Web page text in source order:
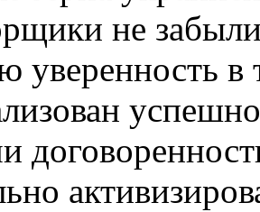
не
уверенность в